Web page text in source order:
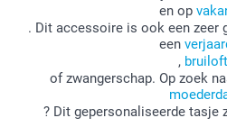
en op
. Dit accessoire is ook een zeer
een
, bruiloft
of zwangerschap. Op zoek
? Dit gepersonaliseerde tasje